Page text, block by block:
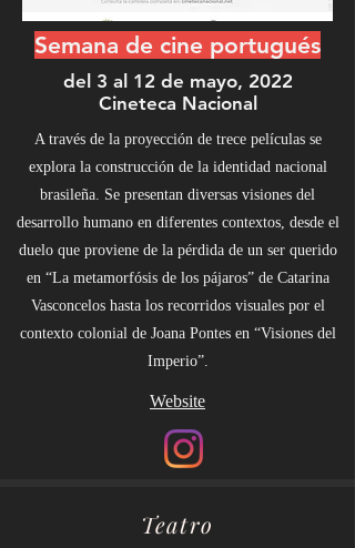
Semana de cine portugués
del 3 al 12 de mayo, 2022
Cineteca Nacional
A través de la proyección de trece películas se
explora la construcción de la identidad nacional
brasileña. Se presentan diversas visiones del
desarrollo humano en diferentes contextos, desde el
duelo que proviene de la pérdida de un ser querido
en “La metamorfósis de los pájaros” de Catarina
Vasconcelos hasta los recorridos visuales por el
contexto colonial de Joana Pontes en “Visiones del
Imperio”.
Website
Teatro